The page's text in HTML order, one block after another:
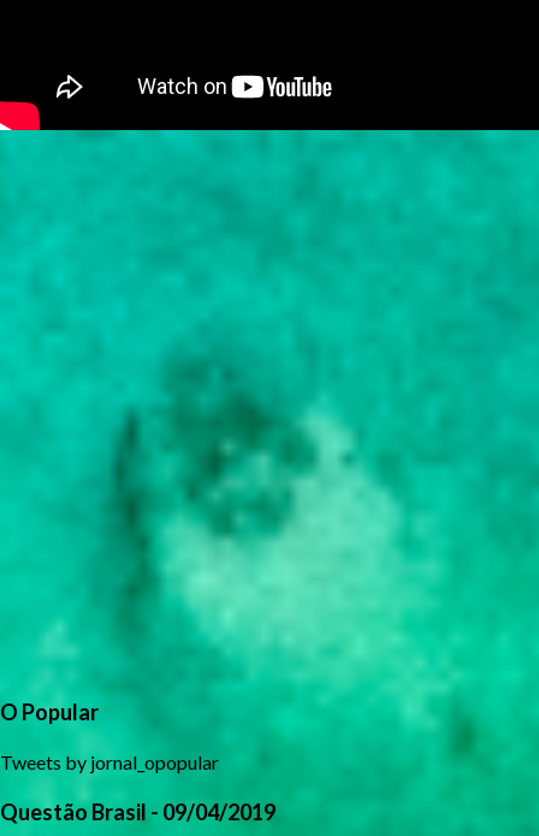
O Popular
Tweets by jornal_opopular
Questão Brasil - 09/04/2019